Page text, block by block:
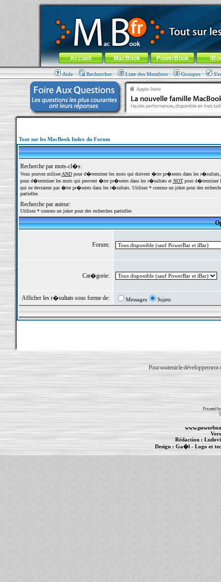
MacBook-fr.com : 100% Apple... 100% nomade !
Aller au contenu-Aller au menu général-Aller au menu de
Menu général
Accueil MacBook PowerBook
Aide Rechercher Liste des Membres Groupes
Tout sur les MacBook Index du Forum
Recherche par mots-cl�s:
Vous pouvez utiliserANDpour d�terminer les mots qui doivent �tre pr�sents dans les
pour d�terminer les mots qui peuvent �tre pr�sents dans les r�sultats et NOTpour d�terminer
qui ne devraient pas �tre pr�sents dans les r�sultats. Utilisez * comme un joker pour des
partielles
Recherche par auteur:
Utilisez * comme un joker pour des recherches partielles
Forum:
Cat�gorie:
Afficher les r�sultats sous forme de: Messages Sujets
Pour soutenir le développement
Powered
Rédaction :
Design : Ga�l- Logo et